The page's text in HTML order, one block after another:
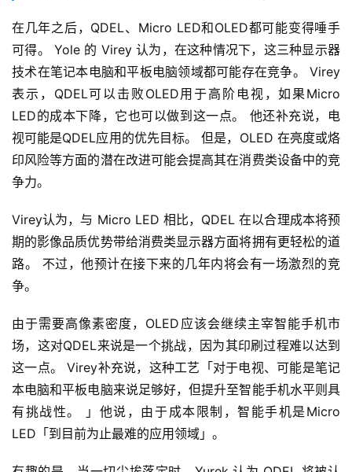
在几年之后，QDEL、Micro LED和OLED都可能变得唾手
可得。 Yole 的 Virey 认为，在这种情况下，这三种显示器
技术在笔记本电脑和平板电脑领域都可能存在竞争。 Virey
表示，QDEL可以击败OLED用于高阶电视，如果Micro
LED的成本下降，它也可以做到这一点。 他还补充说，电
视可能是QDEL应用的优先目标。 但是，OLED 在亮度或烙
印风险等方面的潜在改进可能会提高其在消费类设备中的竞
争力。
Virey认为，与 Micro LED 相比，QDEL 在以合理成本将预
期的影像品质优势带给消费类显示器方面将拥有更轻松的道
路。 不过，他预计在接下来的几年内将会有一场激烈的竞
争。
由于需要高像素密度，OLED应该会继续主宰智能手机市
场，这对QDEL来说是一个挑战，因为其印刷过程难以达到
这一点。 Virey补充说，这种工艺「对于电视、可能是笔记
本电脑和平板电脑来说足够好，但提升至智能手机水平则具
有挑战性。 」他说，由于成本限制，智能手机是Micro
LED「到目前为止最难的应用领域」。